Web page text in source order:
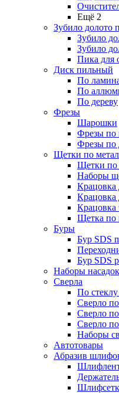
Ещё 2
Зубило долото
Зубило
Зубило
Пика для
Диск пильный
По
По
По дереву
Фрезы
Шарошки
Фрезы по
Фрезы по
Щетки по
Щетки по
Наборы
Крацовка
Крацовка
Крацовка
Щетка по
Буры
Бур SDS
Бур SDS
Наборы
Сверла
По
Сверло
Сверло
Сверло
Наборы
Автотовары
Абразив